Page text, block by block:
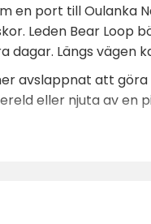
en port till Oulanka
Leden Bear
dagar. Längs vägen
avslappnat att göra
eller njuta av en
lokala